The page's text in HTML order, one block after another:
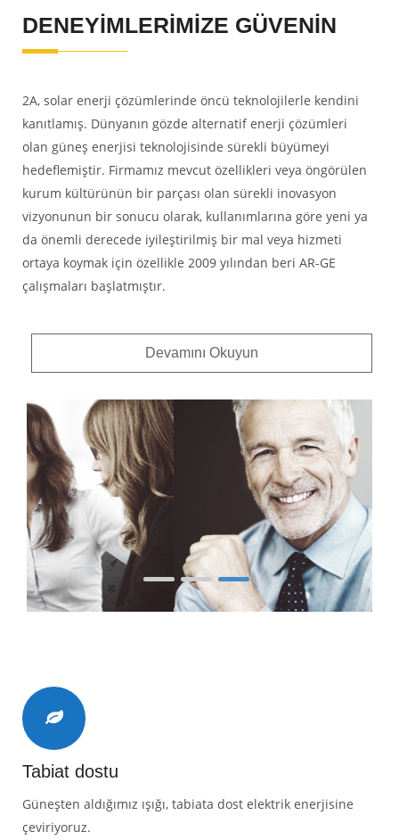
DENEYİMLERİMİZE GÜVENİN
2A, solar enerji çözümlerinde öncü teknolojilerle kendini
kanıtlamış. Dünyanın gözde alternatif enerji çözümleri
olan güneş enerjisi teknolojisinde sürekli büyümeyi
hedeflemiştir. Firmamız mevcut özellikleri veya öngörülen
kurum kültürünün bir parçası olan sürekli inovasyon
vizyonunun bir sonucu olarak, kullanımlarına göre yeni ya
da önemli derecede iyileştirilmiş bir mal veya hizmeti
ortaya koymak için özellikle 2009 yılından beri AR-GE
çalışmaları başlatmıştır.
Devamını Okuyun
Tabiat dostu
Güneşten aldığımız ışığı, tabiata dost elektrik enerjisine
çeviriyoruz.